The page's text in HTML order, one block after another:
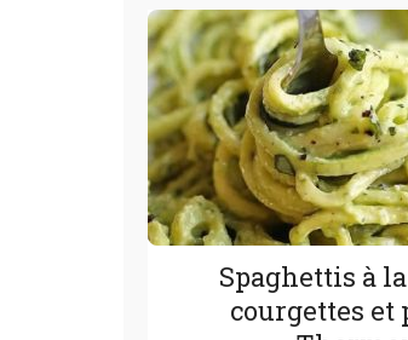
Spaghettis à
courgettes et